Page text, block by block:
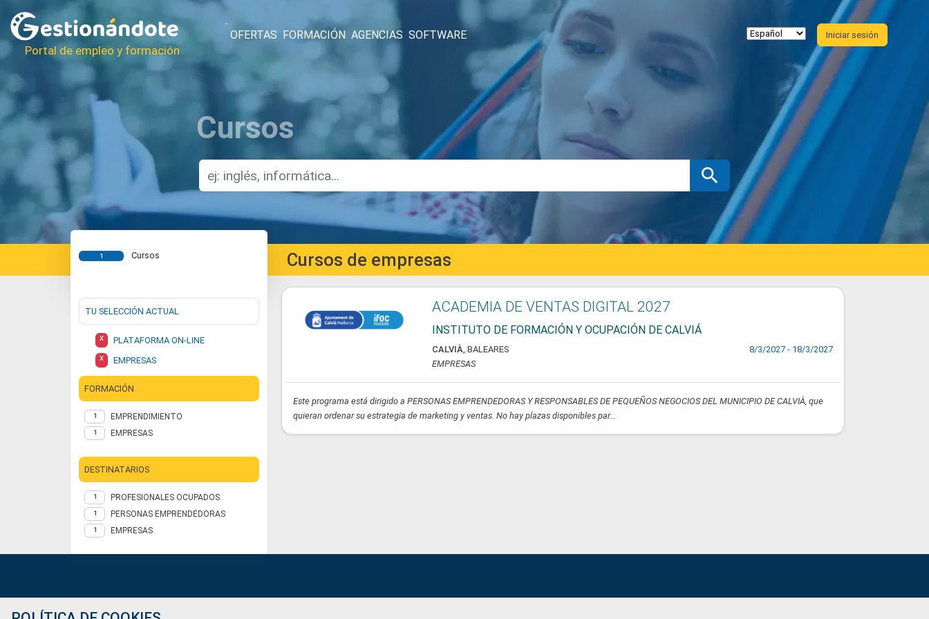
Portal de empleo y formación
OFERTAS FORMACIÓN AGENCIAS SOFTWARE Iniciar sesión
Cursos
1 Cursos Cursos de empresas
TU SELECCIÓN ACTUAL
X PLATAFORMA ON-LINE
X EMPRESAS
FORMACIÓN
1 EMPRENDIMIENTO
1 EMPRESAS
DESTINATARIOS
1 PROFESIONALES OCUPADOS
1 PERSONAS EMPRENDEDORAS
1 EMPRESAS
ACADEMIA DE VENTAS DIGITAL 2027
INSTITUTO DE FORMACIÓN Y OCUPACIÓN DE CALVIÁ
CALVIÀ,BALEARES
8/3/2027 - 18/3/2027
EMPRESAS
Este programa está dirigido a PERSONAS EMPRENDEDORAS Y RESPONSABLES DE PEQUEÑOS NEGOCIOS DEL MUNICIPIO DE CALVIÀ, que
quieran ordenar su estrategia de marketing y ventas. No hay plazas disponibles par...